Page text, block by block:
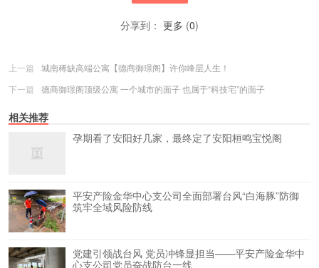
分享到： 更多 (0)
上一篇
城南稀缺高端公寓【德商御璟阁】许你峰层人生！
下一篇
德商御璟阁顶级公寓 一个城市的面子 也属于“科技宅”的面子
相关推荐
孕期看了安阳好几家，最终定了安阳桓鸣宝悦阁
平安产险金华中心支公司全面部署台风“白海豚”防御
筑牢全域风险防线
党建引领战台风 党员冲锋显担当——平安产险金华中
心支公司党员奋战防台一线